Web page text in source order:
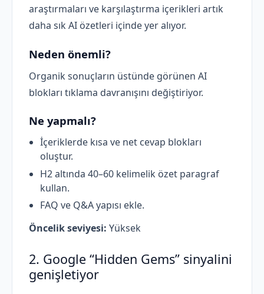
araştırmaları ve karşılaştırma içerikleri artık
daha sık AI özetleri içinde yer alıyor.
Neden önemli?
Organik sonuçların üstünde görünen AI
blokları tıklama davranışını değiştiriyor.
Ne yapmalı?
İçeriklerde kısa ve net cevap blokları
oluştur.
H2 altında 40–60 kelimelik özet paragraf
kullan.
FAQ ve Q&A yapısı ekle.
Öncelik seviyesi: Yüksek
2. Google “Hidden Gems” sinyalini
genişletiyor